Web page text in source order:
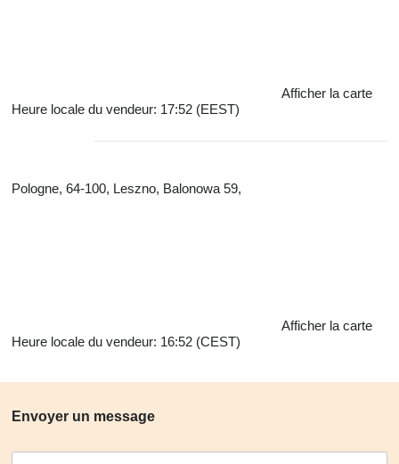
Afficher la carte
Heure locale du vendeur: 17:52 (EEST)
Pologne, 64-100, Leszno, Balonowa 59,
Afficher la carte
Heure locale du vendeur: 16:52 (CEST)
Envoyer un message